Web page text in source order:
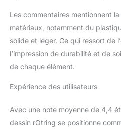
Les commentaires mentionnent
matériaux, notamment du
solide et léger. Ce qui ressort de
l’impression de durabilité et de
de chaque élément.
Expérience des utilisateurs
Avec une note moyenne de 4,4
dessin rOtring se positionne